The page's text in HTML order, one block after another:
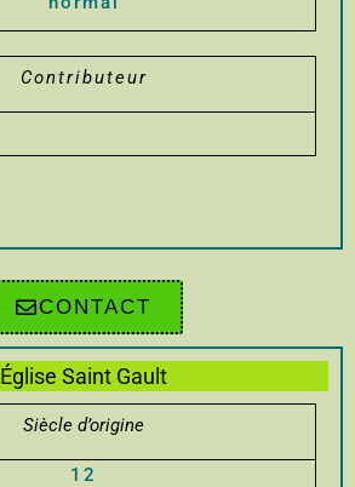
Contributeur
CONTACT
Église Saint Gault
Siècle d’origine
12